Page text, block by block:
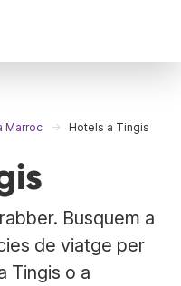
Marroc Hotels a Tingis
Busquem a
de viatge per
Tingis o a